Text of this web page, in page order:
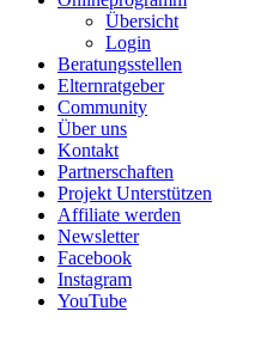
Übersicht
Login
Beratungsstellen
Elternratgeber
Community
Über uns
Kontakt
Partnerschaften
Projekt Unterstützen
Affiliate werden
Newsletter
Facebook
Instagram
YouTube